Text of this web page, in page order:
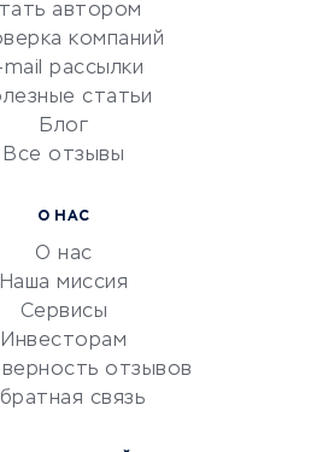
работы
автором
компаний
mail рассылки
статьи
Блог
Все отзывы
О НАС
О нас
Наша миссия
Сервисы
Инвесторам
отзывов
связь